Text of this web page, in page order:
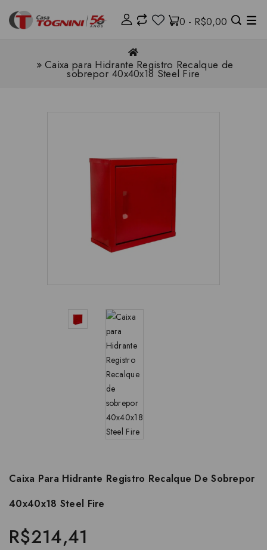
0 - R$0,00
Caixa para Hidrante Registro Recalque de
sobrepor 40x40x18 Steel Fire
Caixa Para Hidrante Registro Recalque De Sobrepor
40x40x18 Steel Fire
R$214,41